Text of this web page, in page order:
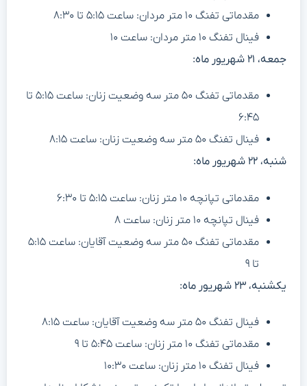
مقدماتی تفنگ ۱۰ متر مردان: ساعت ۵:۱۵ تا ۸:۳۰
فینال تفنگ ۱۰ متر مردان: ساعت ۱۰
جمعه، ۲۱ شهریور ماه:
مقدماتی تفنگ ۵۰ متر سه وضعیت زنان: ساعت ۵:۱۵ تا
۶:۴۵
فینال تفنگ ۵۰ متر سه وضعیت زنان: ساعت ۸:۱۵
شنبه، ۲۲ شهریور ماه:
مقدماتی تپانچه ۱۰ متر زنان: ساعت ۵:۱۵ تا ۶:۳۰
فینال تپانچه ۱۰ متر زنان: ساعت ۸
مقدماتی تفنگ ۵۰ متر سه وضعیت آقایان: ساعت ۵:۱۵
تا ۹
یکشنبه، ۲۳ شهریور ماه:
فینال تفنگ ۵۰ متر سه وضعیت آقایان: ساعت ۸:۱۵
مقدماتی تفنگ ۱۰ متر زنان: ساعت ۵:۴۵ تا ۹
فینال تفنگ ۱۰ متر زنان: ساعت ۱۰:۳۰